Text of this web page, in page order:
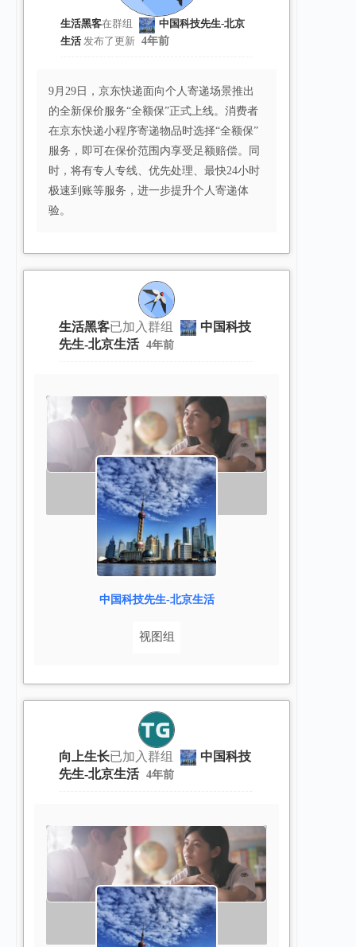
生活黑客在群组
中国科技先生-北京
生活发布了更新 4年前
9月29日，京东快递面向个人寄递场景推出
的全新保价服务“全额保”正式上线。消费者
在京东快递小程序寄递物品时选择“全额保”
服务，即可在保价范围内享受足额赔偿。同
时，将有专人专线、优先处理、最快24小时
极速到账等服务，进一步提升个人寄递体
验。
生活黑客已加入群组
中国科技
先生-北京生活
4年前
中国科技先生-北京生活
视图组
向上生长已加入群组
中国科技
先生-北京生活
4年前